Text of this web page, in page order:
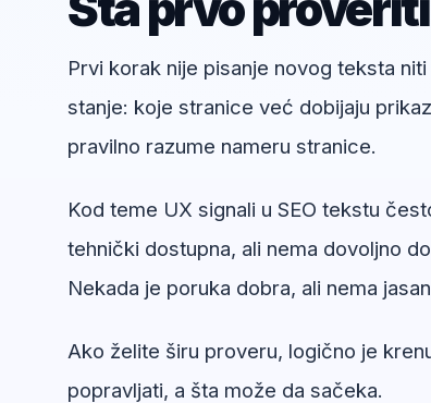
Prvi korak nije pisanje novog teksta
stanje: koje stranice već dobijaju
pravilno razume nameru stranice.
Kod teme UX signali u SEO tekstu
tehnički dostupna, ali nema dovoljno
Nekada je poruka dobra, ali nema
Ako želite širu proveru, logično je
popravljati, a šta može da sačeka.